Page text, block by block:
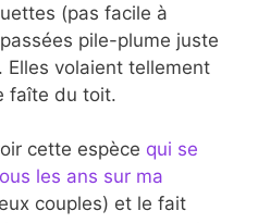
(pas facile à
pile-plume juste
volaient tellement
faîte du toit.
cette espèce qui se
les ans sur ma
couples) et le fait